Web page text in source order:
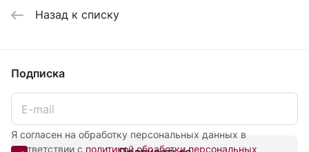
Назад к списку
Подписка
Я согласен на обработку персональных данных в
соответствии с политикой обработки персональных